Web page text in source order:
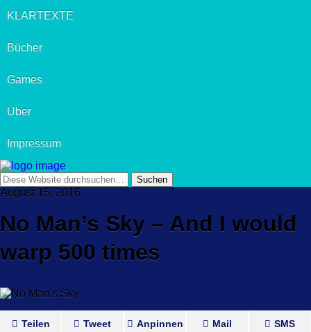
KLARTEXTE
Bücher
Games
Über
Impressum
August 15, 2016
No Man’s Sky – And I would
warp 500 times
Teilen Tweet Anpinnen Mail SMS